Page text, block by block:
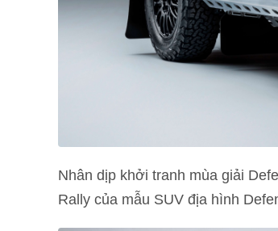
Nhân dịp khởi tranh mùa giải
Rally của mẫu SUV địa hình